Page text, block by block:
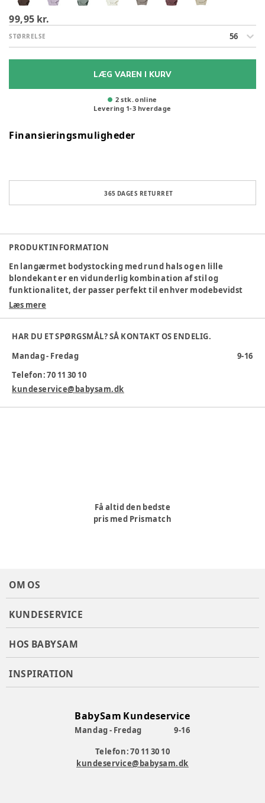
99,95 kr.
STØRRELSE 56
LÆG VAREN I KURV
2 stk. online
Levering 1-3 hverdage
Finansieringsmuligheder
365 DAGES RETURRET
PRODUKTINFORMATION
En langærmet bodystocking med rund hals og en lille
blondekant er en vidunderlig kombination af stil og
funktionalitet, der passer perfekt til enhver modebevidst
garderobe. Denne type beklædningsgenstand er designet
Farvekode:PEYOTE MEL
Materiale
Materialesammensætning
5%ELA
Tøj størrelse:56 cm / 1 mdr.
Læs mere
HAR DU ET SPØRGSMÅL? SÅ KONTAKT OS ENDELIG.
Mandag - Fredag
9-16
Telefon: 70 11 30 10
kundeservice@babysam.dk
Få altid den bedste
pris med Prismatch
OM OS
KUNDESERVICE
HOS BABYSAM
INSPIRATION
BabySam Kundeservice
Mandag - Fredag
9-16
Telefon: 70 11 30 10
kundeservice@babysam.dk